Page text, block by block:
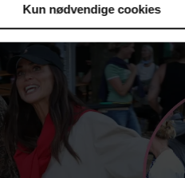
Kun nødvendige cookies